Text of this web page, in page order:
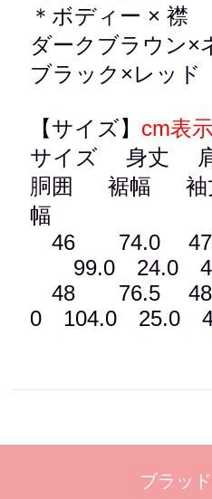
＊ボディー × 襟
ダークブラウン×
ブラック×レッド
【サイズ】 cm表示
サイズ 身丈
胴囲 裾幅 袖
幅
46 74.0
99.0 24.0
48 76.5
0 104.0 25.0
ブラッ